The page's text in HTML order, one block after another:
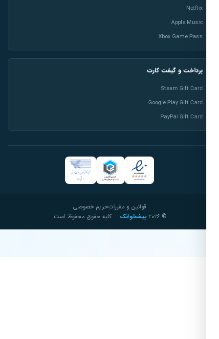
Netflix
Apple Music
Xbox Game Pass
پرداخت و گیفت کارت
Steam Gift Card
Google Play Gift Card
PayPal Gift Card
قوانین و مقرراتحریم خصوصی
پیشخوانک— کلیه حقوق محفوظ است.